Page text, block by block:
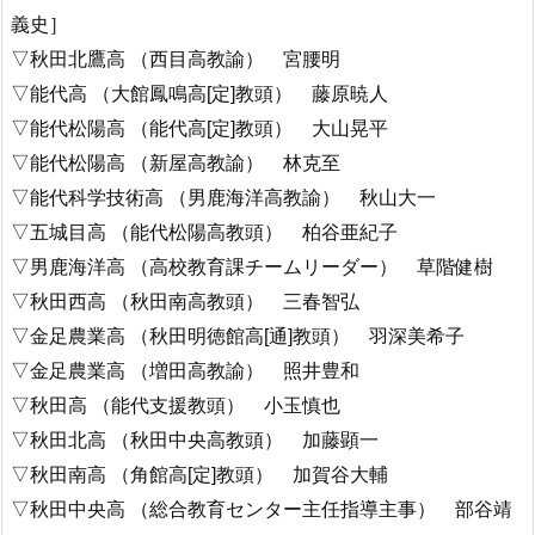
義史］
▽秋田北鷹高 （西目高教諭） 宮腰明
▽能代高 （大館鳳鳴高[定]教頭） 藤原暁人
▽能代松陽高 （能代高[定]教頭） 大山晃平
▽能代松陽高 （新屋高教諭） 林克至
▽能代科学技術高 （男鹿海洋高教諭） 秋山大一
▽五城目高 （能代松陽高教頭） 柏谷亜紀子
▽男鹿海洋高 （高校教育課チームリーダー） 草階健樹
▽秋田西高 （秋田南高教頭） 三春智弘
▽金足農業高 （秋田明徳館高[通]教頭） 羽深美希子
▽金足農業高 （増田高教諭） 照井豊和
▽秋田高 （能代支援教頭） 小玉慎也
▽秋田北高 （秋田中央高教頭） 加藤顕一
▽秋田南高 （角館高[定]教頭） 加賀谷大輔
▽秋田中央高 （総合教育センター主任指導主事） 部谷靖